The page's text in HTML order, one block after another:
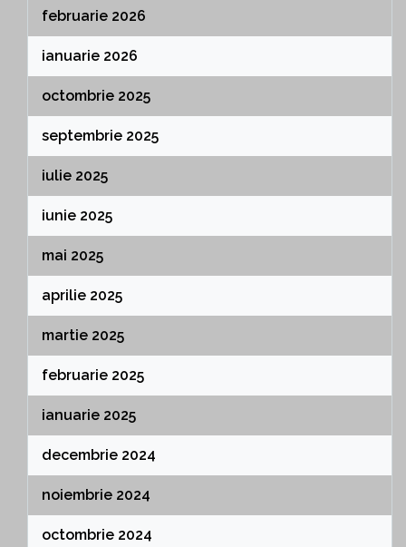
februarie 2026
ianuarie 2026
octombrie 2025
septembrie 2025
iulie 2025
iunie 2025
mai 2025
aprilie 2025
martie 2025
februarie 2025
ianuarie 2025
decembrie 2024
noiembrie 2024
octombrie 2024